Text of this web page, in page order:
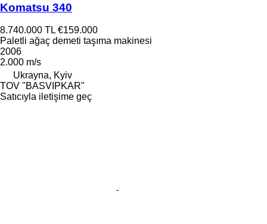
Komatsu 340
8.740.000 TL €159.000
Paletli ağaç demeti taşıma makinesi
2006
2.000 m/s
Ukrayna, Kyiv
TOV "BASVIPKAR"
Satıcıyla iletişime geç